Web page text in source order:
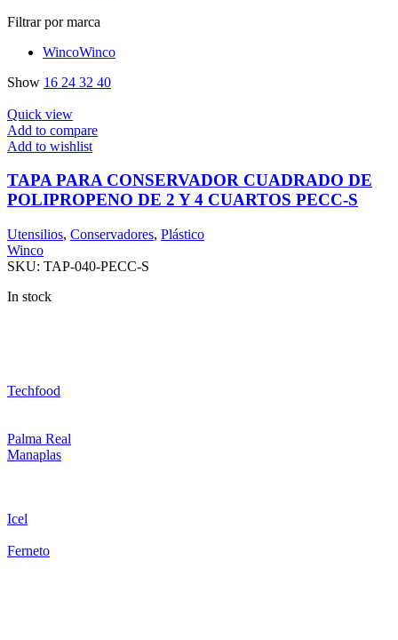
Filtrar por marca
WincoWinco
Show 16 24 32 40
Quick view
Add to compare
Add to wishlist
TAPA PARA CONSERVADOR CUADRADO DE
POLIPROPENO DE 2 Y 4 CUARTOS PECC-S
Utensilios, Conservadores, Plástico
Winco
SKU: TAP-040-PECC-S
In stock
Techfood
Palma Real
Manaplas
Icel
Ferneto